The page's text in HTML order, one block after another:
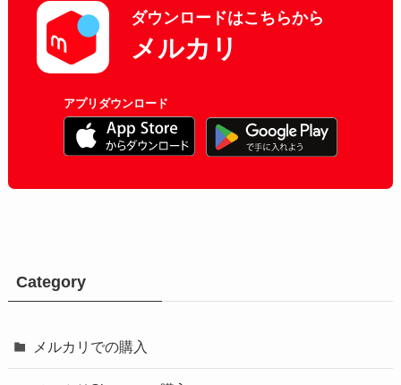
ダウンロードはこちらから
メルカリ
アプリダウンロード
Category
メルカリでの購入